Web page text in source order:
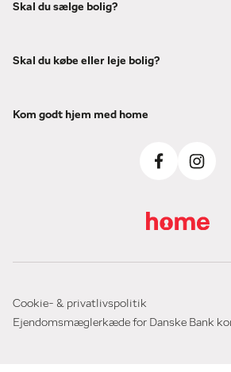
Skal du sælge bolig?
Skal du købe eller leje bolig?
Kom godt hjem med home
Cookie- & privatlivspolitik
Ejendomsmæglerkæde for Danske Bank